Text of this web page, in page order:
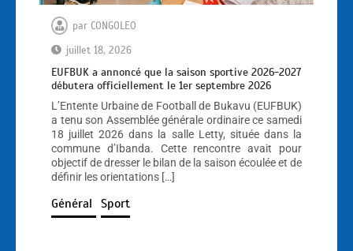
par CONGOLEO
juillet 18, 2026
EUFBUK a annoncé que la saison sportive 2026-2027
débutera officiellement le 1er septembre 2026
L’Entente Urbaine de Football de Bukavu (EUFBUK)
a tenu son Assemblée générale ordinaire ce samedi
18 juillet 2026 dans la salle Letty, située dans la
commune d’Ibanda. Cette rencontre avait pour
objectif de dresser le bilan de la saison écoulée et de
définir les orientations […]
Général Sport